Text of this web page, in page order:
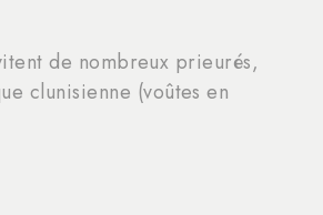
de nombreux prieurés,
clunisienne (voûtes en